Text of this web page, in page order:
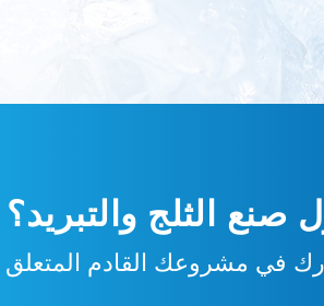
الثلج والتبريد؟
في مشروعك القادم المتعلق